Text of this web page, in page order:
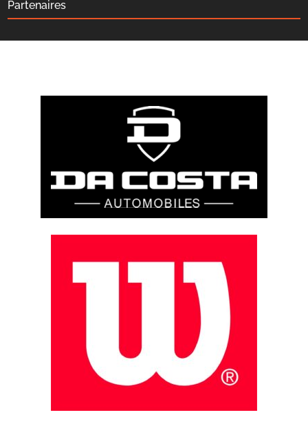
Partenaires